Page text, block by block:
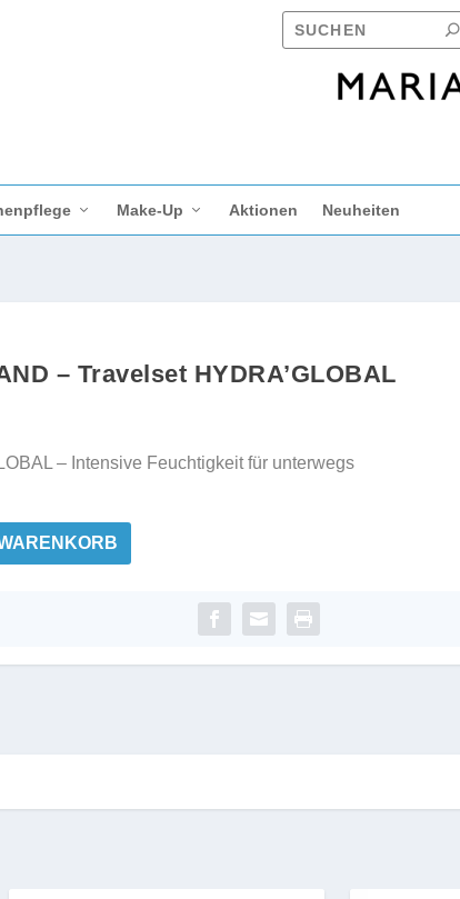
Make-Up Aktionen Neuheiten
– Travelset HYDRA’GLOBAL
– Intensive Feuchtigkeit für unterwegs